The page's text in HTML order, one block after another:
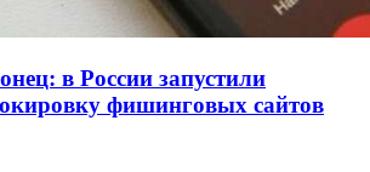
в России запустили
фишинговых сайтов